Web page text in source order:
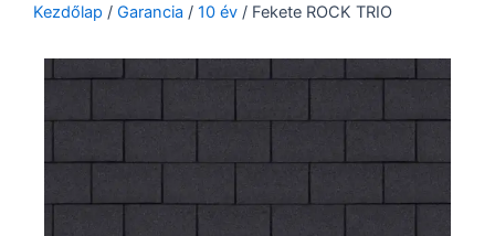
Kezdőlap / Garancia / 10 év / Fekete ROCK TRIO